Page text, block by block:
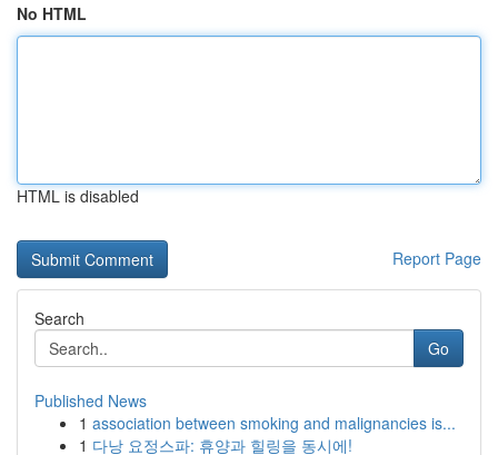
No HTML
HTML is disabled
Report Page
Search
Go
Published News
1 association between smoking and malignancies is...
1 다낭 요정스파: 휴양과 힐링을 동시에!